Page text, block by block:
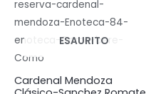
ESAURITO
Cardenal Mendoza